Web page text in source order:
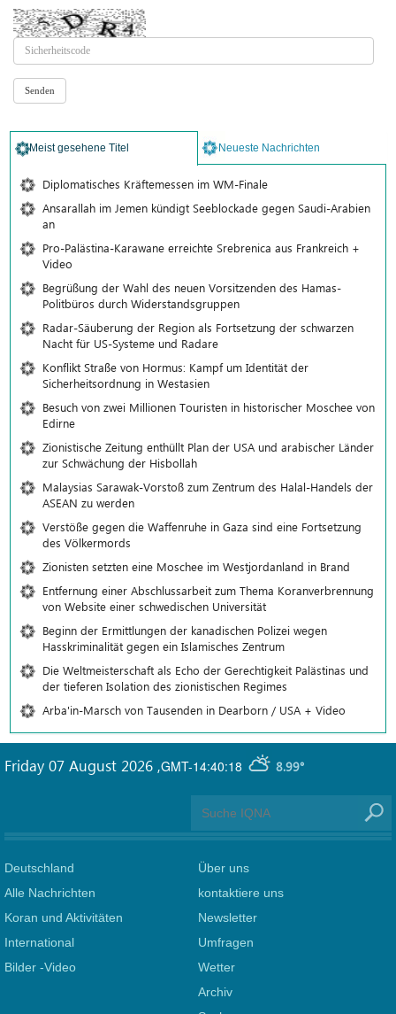
Meist gesehene Titel Neueste Nachrichten
Diplomatisches Kräftemessen im WM-Finale
Ansarallah im Jemen kündigt Seeblockade gegen Saudi-Arabien
an
Pro-Palästina-Karawane erreichte Srebrenica aus Frankreich +
Video
Begrüßung der Wahl des neuen Vorsitzenden des Hamas-
Politbüros durch Widerstandsgruppen
Radar-Säuberung der Region als Fortsetzung der schwarzen
Nacht für US-Systeme und Radare
Konflikt Straße von Hormus: Kampf um Identität der
Sicherheitsordnung in Westasien
Besuch von zwei Millionen Touristen in historischer Moschee von
Edirne
Zionistische Zeitung enthüllt Plan der USA und arabischer Länder
zur Schwächung der Hisbollah
Malaysias Sarawak-Vorstoß zum Zentrum des Halal-Handels der
ASEAN zu werden
Verstöße gegen die Waffenruhe in Gaza sind eine Fortsetzung
des Völkermords
Zionisten setzten eine Moschee im Westjordanland in Brand
Entfernung einer Abschlussarbeit zum Thema Koranverbrennung
von Website einer schwedischen Universität
Beginn der Ermittlungen der kanadischen Polizei wegen
Hasskriminalität gegen ein Islamisches Zentrum
Die Weltmeisterschaft als Echo der Gerechtigkeit Palästinas und
der tieferen Isolation des zionistischen Regimes
Arba'in-Marsch von Tausenden in Dearborn / USA + Video
GMT-14:40:18 8.99°
Friday 07 August 2026 ,
Deutschland
Alle Nachrichten
Koran und Aktivitäten
International
Bilder -Video
Über uns
kontaktiere uns
Newsletter
Umfragen
Wetter
Archiv